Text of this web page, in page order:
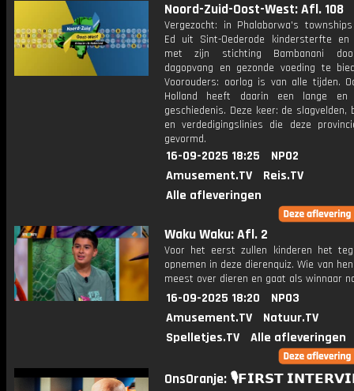
Noord-Zuid-Oost-West: Afl. 108
Vergezocht: in Phalaborwa's
Ed uit Sint-Oederode kindersterfte en
met zijn stichting Bambanani
dagopvang en gezonde voeding te
Voorouders: oorlog is van alle tijden.
Holland heeft daarin een lange en
geschiedenis. Deze keer: de slagvelden,
en verdedigingslinies die deze
gevormd.
16-09-2025 18:25
NPO2
Amusement.TV
Reis.TV
Alle afleveringen
Waku Waku: Afl. 2
Voor het eerst zullen kinderen het
opnemen in deze dierenquiz. Wie van
meest over dieren en gaat als winnaar
16-09-2025 18:20
NPO3
Amusement.TV
Natuur.TV
Spelletjes.TV
Alle afleveringen
OnsOranje: 🎙️𝗙𝗜𝗥𝗦𝗧